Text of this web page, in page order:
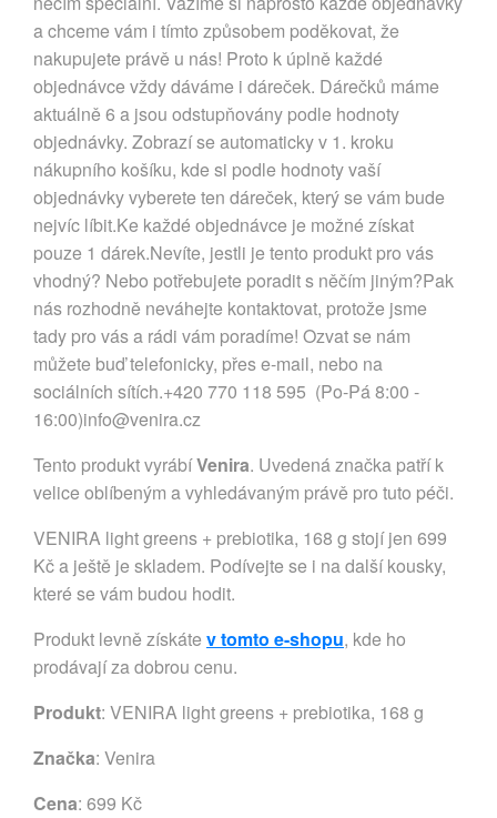
a chceme vám i tímto způsobem poděkovat, že
nakupujete právě u nás! Proto k úplně každé
objednávce vždy dáváme i dáreček. Dárečků máme
aktuálně 6 a jsou odstupňovány podle hodnoty
objednávky. Zobrazí se automaticky v 1. kroku
nákupního košíku, kde si podle hodnoty vaší
objednávky vyberete ten dáreček, který se vám bude
nejvíc líbit.Ke každé objednávce je možné získat
pouze 1 dárek.Nevíte, jestli je tento produkt pro vás
vhodný? Nebo potřebujete poradit s něčím jiným?Pak
nás rozhodně neváhejte kontaktovat, protože jsme
tady pro vás a rádi vám poradíme! Ozvat se nám
můžete buď telefonicky, přes e-mail, nebo na
sociálních sítích.+420 770 118 595 (Po-Pá 8:00 -
16:00)info@venira.cz
Tento produkt vyrábíVenira. Uvedená značka patří k
velice oblíbeným a vyhledávaným právě pro tuto péči.
VENIRA light greens + prebiotika, 168 g stojí jen 699
Kč a ještě je skladem. Podívejte se i na další kousky,
které se vám budou hodit.
Produkt levně získáte v tomto e-shopu, kde ho
prodávají za dobrou cenu.
Produkt: VENIRA light greens + prebiotika, 168 g
Značka: Venira
Cena: 699 Kč